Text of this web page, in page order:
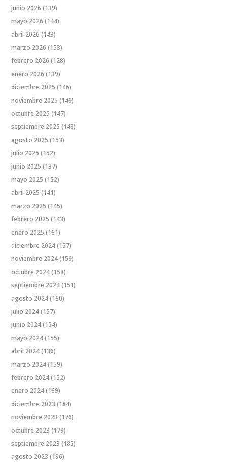
junio 2026 (139)
mayo 2026 (144)
abril 2026 (143)
marzo 2026 (153)
febrero 2026 (128)
enero 2026 (139)
diciembre 2025 (146)
noviembre 2025 (146)
octubre 2025 (147)
septiembre 2025 (148)
agosto 2025 (153)
julio 2025 (152)
junio 2025 (137)
mayo 2025 (152)
abril 2025 (141)
marzo 2025 (145)
febrero 2025 (143)
enero 2025 (161)
diciembre 2024(157)
noviembre 2024(156)
octubre 2024(158)
septiembre 2024(151)
agosto 2024(160)
julio 2024(157)
junio 2024(154)
mayo 2024(155)
abril 2024(136)
marzo 2024(159)
febrero 2024(152)
enero 2024(169)
diciembre 2023 (184)
noviembre 2023 (176)
octubre 2023 (179)
septiembre 2023 (185)
agosto 2023 (196)